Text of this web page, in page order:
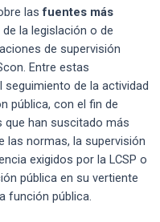
lasfuentes más
la legislación o de
de supervisión
Entre estas
de la actividad
pública, con el fin de
que han suscitado más
las normas, la supervisión
exigidos por la LCSP o
pública en su vertiente
función pública.